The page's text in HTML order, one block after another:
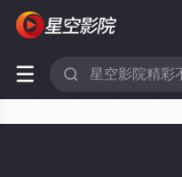
 